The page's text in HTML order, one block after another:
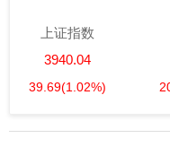
上证指数
3940.04
39.69(1.02%)